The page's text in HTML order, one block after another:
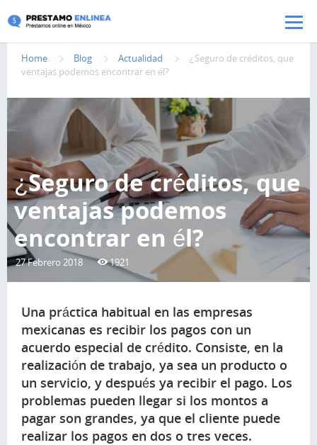
Pasar al contenido principal
Home Blog Actualidad
¿Seguro de créditos, que
ventajas podemos encontrar en él?
¿Seguro de créditos, que
ventajas podemos
encontrar en él?
27 Febrero 2018 1921
Una práctica habitual en las empresas
mexicanas es recibir los pagos con un
acuerdo especial de crédito. Consiste, en la
realización de trabajo, ya sea un producto o
un servicio, y después ya recibir el pago. Los
problemas pueden llegar si los montos a
pagar son grandes, ya que el cliente puede
realizar los pagos en dos o tres veces.